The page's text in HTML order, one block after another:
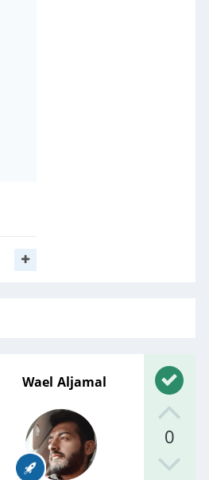
0
Wael Aljamal